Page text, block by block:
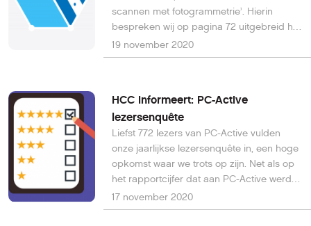
scannen met fotogrammetrie’. Hierin
bespreken wij op pagina 72 uitgebreid het
programma Meshroom. Er staat dat dit
opensource programma wordt uitgegeven
beschreven en gratis beschikbaar via
deze link: https://meshroom-
manual.readthedocs.io/en/latest
19 november 2020
HCC informeert: PC-Active
lezersenquête
Liefst 772 lezers van PC-Active vulden
onze jaarlijkse lezersenquête in, een hoge
opkomst waar we trots op zijn. Net als op
het rapportcijfer dat aan PC-Active werd
gegeven: een dikke 8! Het belangrijkste
onderwerp voor lezers is online veiligheid.
17 november 2020